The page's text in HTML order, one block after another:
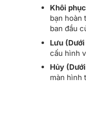
Khôi
bạn hoàn
ban đầu
Lưu
cấu hình
Hủy
màn hình